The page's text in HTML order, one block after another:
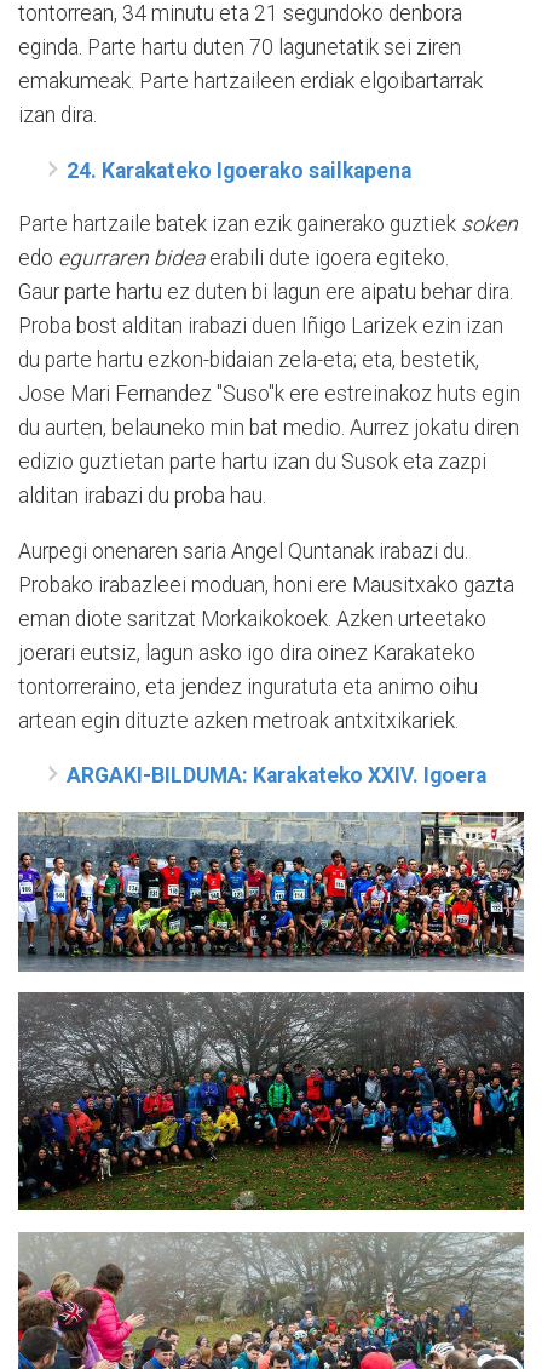
tontorrean, 34 minutu eta 21 segundoko denbora
eginda. Parte hartu duten 70 lagunetatik sei ziren
emakumeak. Parte hartzaileen erdiak elgoibartarrak
izan dira.
24. Karakateko Igoerako sailkapena
Parte hartzaile batek izan ezik gainerako guztiek soken
edo egurraren bideaerabili dute igoera egiteko.
Gaur parte hartu ez duten bi lagun ere aipatu behar dira.
Proba bost alditan irabazi duen Iñigo Larizek ezin izan
du parte hartu ezkon-bidaian zela-eta; eta, bestetik,
Jose Mari Fernandez "Suso"k ere estreinakoz huts egin
du aurten, belauneko min bat medio. Aurrez jokatu diren
edizio guztietan parte hartu izan du Susok eta zazpi
alditan irabazi du proba hau.
Aurpegi onenaren saria Angel Quntanak irabazi du.
Probako irabazleei moduan, honi ere Mausitxako gazta
eman diote saritzat Morkaikokoek. Azken urteetako
joerari eutsiz, lagun asko igo dira oinez Karakateko
tontorreraino, eta jendez inguratuta eta animo oihu
artean egin dituzte azken metroak antxitxikariek.
ARGAKI-BILDUMA: Karakateko XXIV. Igoera